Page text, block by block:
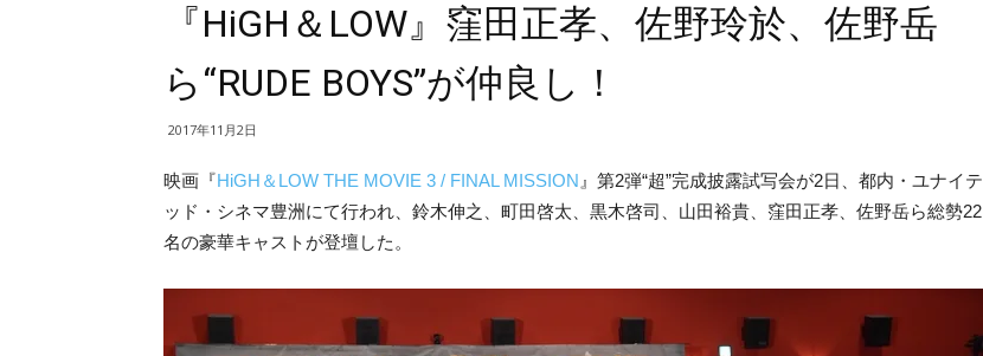
『HiGH＆LOW』窪田正孝、佐野玲於、佐野岳
ら“RUDE BOYS”が仲良し！
2017年11月2日
映画『HiGH＆LOW THE MOVIE 3 / FINAL MISSION 』第2弾“超”完成披露試写会が2日、都内・ユナイテ
ッド・シネマ豊洲にて行われ、鈴木伸之、町田啓太、黒木啓司、山田裕貴、窪田正孝、佐野岳ら総勢22
名の豪華キャストが登壇した。